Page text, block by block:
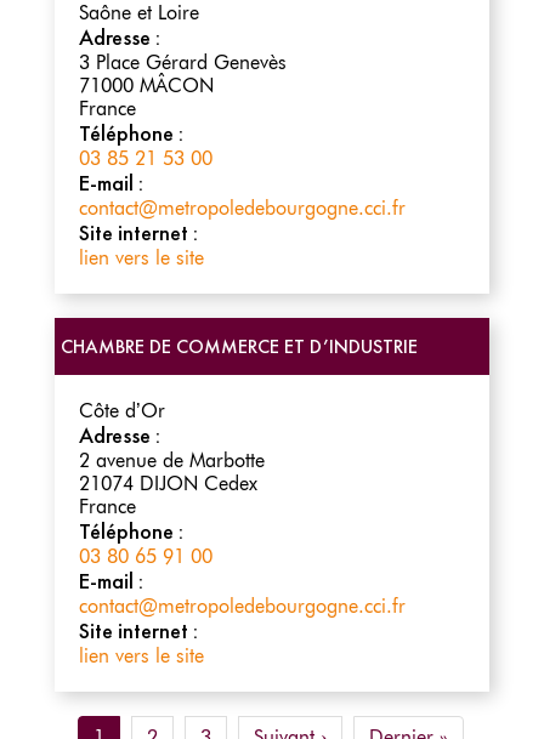
Saône et Loire
Adresse :
3 Place Gérard Genevès
71000 MÂCON
France
Téléphone :
03 85 21 53 00
E-mail :
contact@metropoledebourgogne.cci.fr
Site internet :
lien vers le site
CHAMBRE DE COMMERCE ET D’INDUSTRIE
Côte d’Or
Adresse :
2 avenue de Marbotte
21074 DIJON Cedex
France
Téléphone :
03 80 65 91 00
E-mail :
contact@metropoledebourgogne.cci.fr
Site internet :
lien vers le site
Pagination